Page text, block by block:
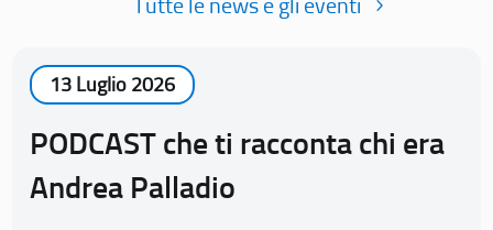
Tutte le news e gli eventi
13 Luglio 2026
PODCAST che ti racconta chi era
Andrea Palladio